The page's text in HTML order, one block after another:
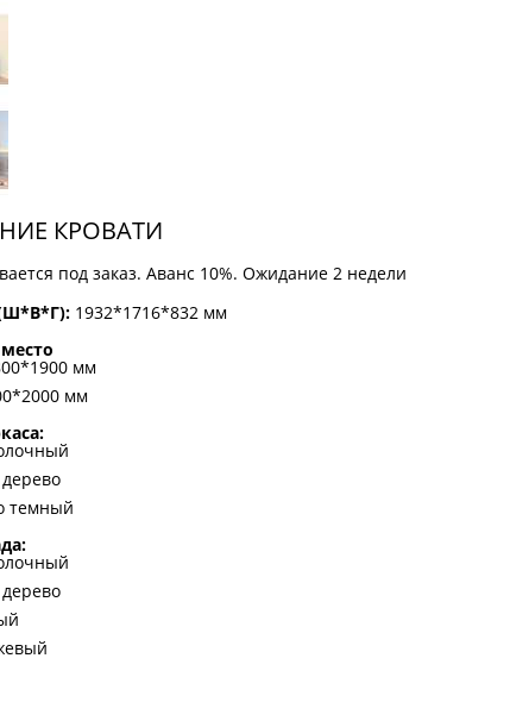
КРОВАТИ
под заказ. Аванс 10%. Ожидание 2 недели
1932*1716*832 мм
мм
мм
темный